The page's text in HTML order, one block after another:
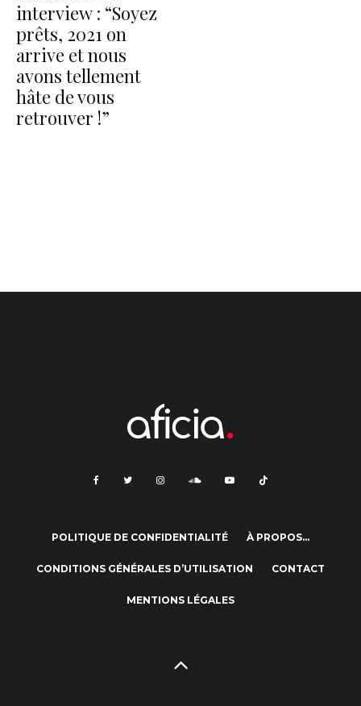
interview : “Soyez
prêts, 2021 on
arrive et nous
avons tellement
hâte de vous
retrouver !”
POLITIQUE DE CONFIDENTIALITÉ À PROPOS…
CONDITIONS GÉNÉRALES D’UTILISATION CONTACT
MENTIONS LÉGALES